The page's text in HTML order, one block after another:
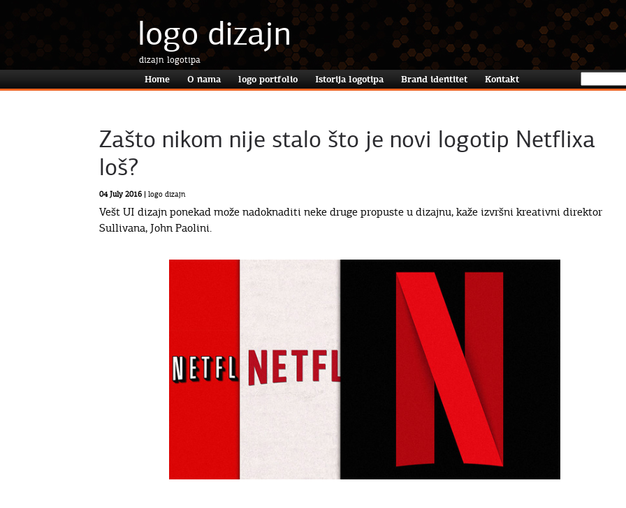
logo dizajn
dizajn logotipa
Home O nama logo portfolio Istorija logotipa Brand identitet Kontakt
Zašto nikom nije stalo što je novi logotip Netflixa
loš?
04 July 2016 | logo dizajn
Vešt UI dizajn ponekad može nadoknaditi neke druge propuste u dizajnu, kaže izvršni kreativni direktor
Sullivana, John Paolini.